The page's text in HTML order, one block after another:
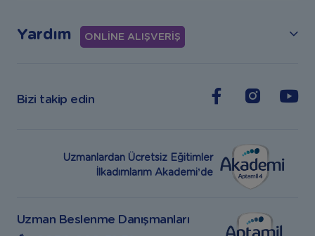
Yardım ONLİNE ALIŞVERİŞ
Bizi takip edin
Uzmanlardan Ücretsiz Eğitimler
İlkadımlarım Akademi’de
Uzman Beslenme Danışmanları